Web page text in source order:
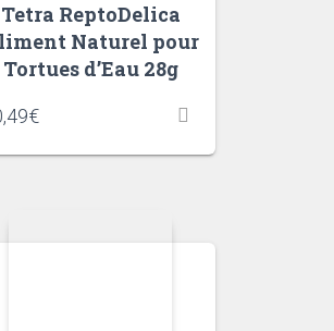
Tetra ReptoDelica
Naturel pour
Tortues d’Eau 28g
€